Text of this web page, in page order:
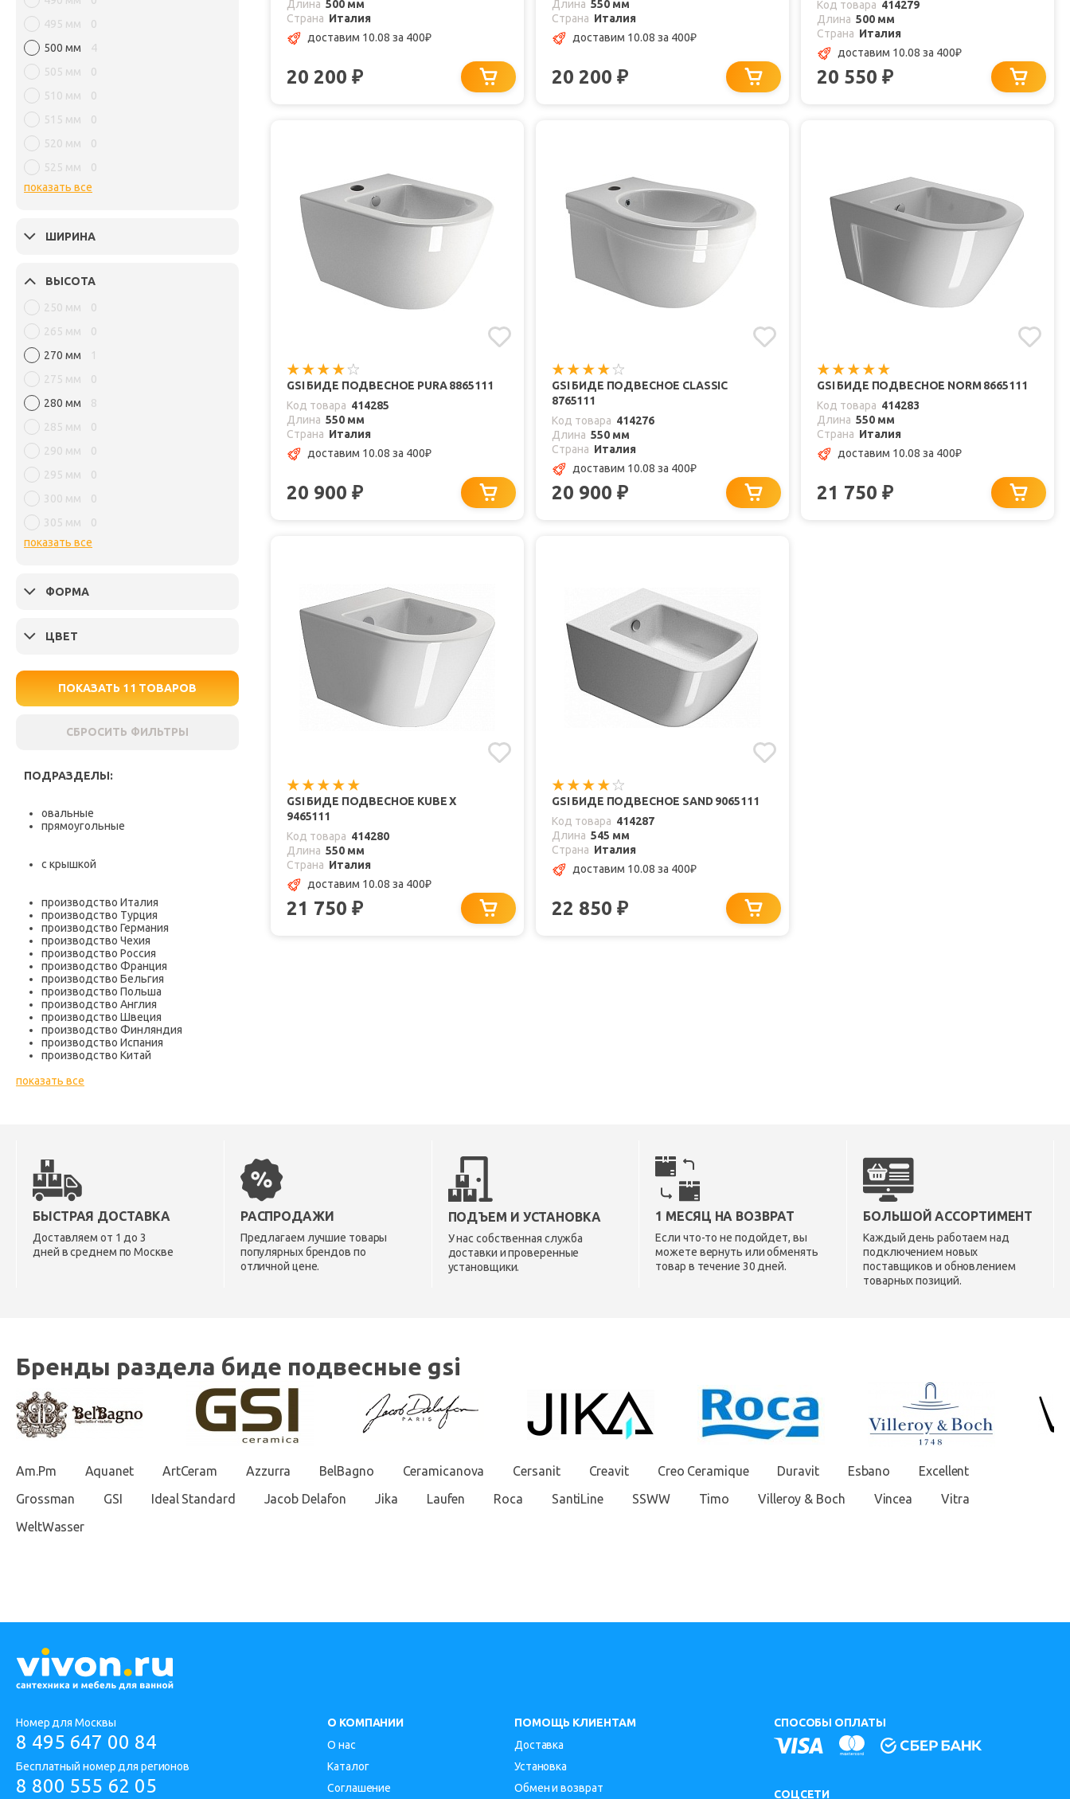
495 мм
0
500 мм
4
505 мм
0
510 мм
0
515 мм
0
520 мм
0
525 мм
0
показать все
ШИРИНА
ВЫСОТА
250 мм
0
265 мм
0
270 мм
1
275 мм
0
280 мм
8
285 мм
0
290 мм
0
295 мм
0
300 мм
0
305 мм
0
показать все
ФОРМА
ЦВЕТ
ПОКАЗАТЬ 11 ТОВАРОВ
СБРОСИТЬ ФИЛЬТРЫ
ПОДРАЗДЕЛЫ:
овальные
прямоугольные
с крышкой
производство Италия
производство Турция
производство Германия
производство Чехия
производство Россия
производство Франция
производство Бельгия
производство Польша
производство Англия
производство Швеция
производство Финляндия
производство Испания
производство Китай
показать все
Длина 500 мм
Страна Италия
доставим 10.08 за 400₽
20 200 ₽
Длина 550 мм
Страна Италия
доставим 10.08 за 400₽
20 200 ₽
Код товара 414279
Длина 500 мм
Страна Италия
доставим 10.08 за 400₽
20 550 ₽
GSI БИДЕ ПОДВЕСНОЕ PURA 8865111
Код товара 414285
Длина 550 мм
Страна Италия
доставим 10.08 за 400₽
20 900 ₽
GSI БИДЕ ПОДВЕСНОЕ CLASSIC
8765111
Код товара 414276
Длина 550 мм
Страна Италия
доставим 10.08 за 400₽
20 900 ₽
GSI БИДЕ ПОДВЕСНОЕ NORM 8665111
Код товара 414283
Длина 550 мм
Страна Италия
доставим 10.08 за 400₽
21 750 ₽
GSI БИДЕ ПОДВЕСНОЕ KUBE X
9465111
Код товара 414280
Длина 550 мм
Страна Италия
доставим 10.08 за 400₽
21 750 ₽
GSI БИДЕ ПОДВЕСНОЕ SAND 9065111
Код товара 414287
Длина 545 мм
Страна Италия
доставим 10.08 за 400₽
22 850 ₽
БЫСТРАЯ ДОСТАВКА
Доставляем от 1 до 3
дней в среднем по Москве
РАСПРОДАЖИ
Предлагаем лучшие товары
популярных брендов по
отличной цене.
ПОДЪЕМ И УСТАНОВКА
У нас собственная служба
доставки и проверенные
установщики.
1 МЕСЯЦ НА ВОЗВРАТ
Если что-то не подойдет, вы
можете вернуть или обменять
товар в течение 30 дней.
БОЛЬШОЙ АССОРТИМЕНТ
Каждый день работаем над
подключением новых
поставщиков и обновлением
товарных позиций.
Бренды раздела биде подвесные gsi
Am.Pm Aquanet ArtCeram Azzurra BelBagno Ceramicanova Cersanit Creavit Creo Ceramique Duravit Esbano
Excellent
Grossman
GSI Ideal Standard Jacob Delafon Jika Laufen Roca SantiLine SSWW Timo Villeroy & Boch Vincea
Vitra
WeltWasser
Номер для Москвы
8 495 647 00 84
Бесплатный номер для регионов
8 800 555 62 05
О КОМПАНИИ
О нас
Каталог
Соглашение
ПОМОЩЬ КЛИЕНТАМ
Доставка
Установка
Обмен и возврат
СПОСОБЫ ОПЛАТЫ
СОЦСЕТИ